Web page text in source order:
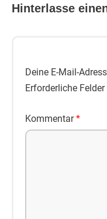
Hinterlasse
Deine E-Mail-
Erforderliche
Kommentar*